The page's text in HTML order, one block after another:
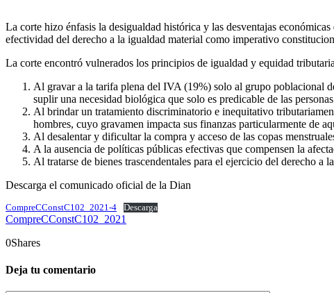
La corte hizo énfasis la desigualdad histórica y las desventajas
efectividad del derecho a la igualdad material como imperativo
La corte encontró vulnerados los principios de igualdad y equidad
Al gravar a la tarifa plena del IVA (19%) solo al grupo poblacional
suplir una necesidad biológica que solo es predicable de las
Al brindar un tratamiento discriminatorio e inequitativo
hombres, cuyo gravamen impacta sus finanzas particularmente de
Al desalentar y dificultar la compra y acceso de las copas
A la ausencia de políticas públicas efectivas que compensen la
Al tratarse de bienes trascendentales para el ejercicio del derecho
Descarga el comunicado oficial de la Dian
CompreCConstC102_2021-4 Descarga
CompreCConstC102_2021
0Shares
Deja tu comentario